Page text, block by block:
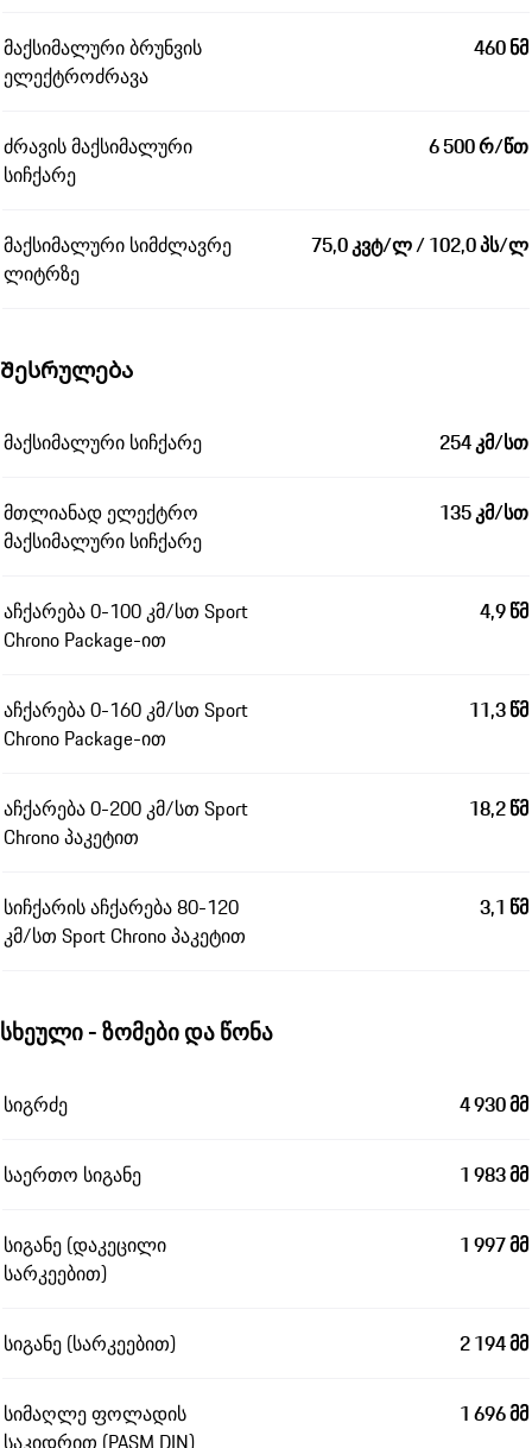
მაქსიმალური ბრუნვის
ელექტროძრავა
460 ნმ
ძრავის მაქსიმალური
სიჩქარე
6 500 რ/წთ
მაქსიმალური სიმძლავრე
ლიტრზე
75,0 კვტ/ლ / 102,0 პს/ლ
Შესრულება
მაქსიმალური სიჩქარე 254 კმ/სთ
მთლიანად ელექტრო
მაქსიმალური სიჩქარე
135 კმ/სთ
აჩქარება 0-100 კმ/სთ Sport
Chrono Package-ით
4,9 წმ
აჩქარება 0-160 კმ/სთ Sport
Chrono Package-ით
11,3 წმ
აჩქარება 0-200 კმ/სთ Sport
Chrono პაკეტით
18,2 წმ
სიჩქარის აჩქარება 80-120
კმ/სთ Sport Chrono პაკეტით
3,1 წმ
სხეული - ზომები და წონა
სიგრძე 4 930 მმ
საერთო სიგანე 1 983 მმ
სიგანე (დაკეცილი
სარკეებით)
1 997 მმ
სიგანე (სარკეებით) 2 194 მმ
სიმაღლე ფოლადის
1 696 მმ